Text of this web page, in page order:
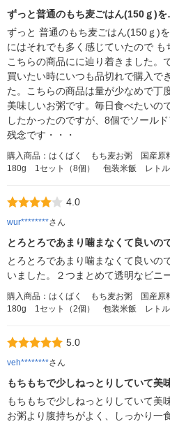
ずっと普通のもち麦ごはん(150ｇ)
ずっと 普通のもち麦ごはん(150ｇ)
にはそれでも多く感じていたので
こちらの商品にに辿り着きました。
買いたい時にいつも品切れで購入で
た。こちらの商品は量が少なめで丁
美味しいお粥です。毎日食べたいの
したかったのですが、8個でソール
残念です・・・
購入商品：はくばく もち麦お粥 国産
180g 1セット（8個） 包装米飯 レトル
4.0
wur********さん
とろとろであまり噛まなくて良いの
とろとろであまり噛まなくて良いの
いました。２つまとめて透明なビニ
購入商品：はくばく もち麦お粥 国産
180g 1セット（2個） 包装米飯 レトル
5.0
veh********さん
もちもちで少しねっとりしていて美
もちもちで少しねっとりしていて美
お粥より腹持ちがよく、しっかり一